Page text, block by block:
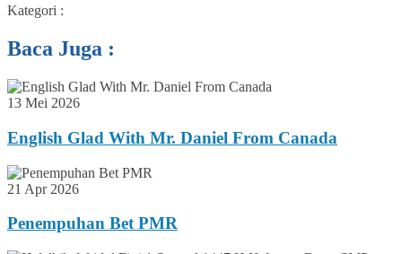
Kategori :
Baca Juga :
13 Mei 2026
English Glad With Mr. Daniel From Canada
21 Apr 2026
Penempuhan Bet PMR